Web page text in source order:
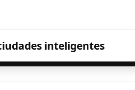
inteligentes